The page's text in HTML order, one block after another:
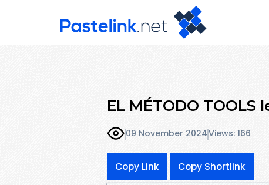
EL MÉTODO
09 November 2024Views: 166
Copy Link Copy Shortlink